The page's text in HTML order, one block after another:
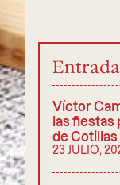
Víctor
las fiestas
de Cotillas
23 JULIO,